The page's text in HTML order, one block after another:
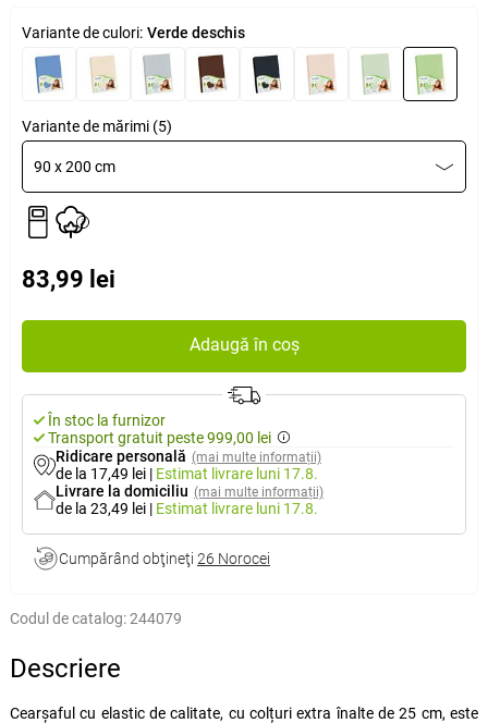
Variante de culori: Verde deschis
Variante de mărimi (5)
90 x 200 cm
83,99 lei
Adaugă în coș
În stoc la furnizor
Transport gratuit peste 999,00 lei
Ridicare personală (mai multe informații)
de la 17,49 lei | Estimat livrare luni 17.8.
Livrare la domiciliu (mai multe informații)
de la 23,49 lei | Estimat livrare luni 17.8.
Cumpărând obţineţi 26 Norocei
Codul de catalog:244079
Descriere
Cearșaful cu elastic de calitate, cu colțuri extra înalte de 25 cm, este